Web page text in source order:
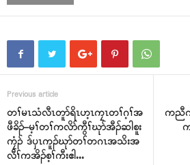
Previous article
တၢ်မၤသံလီၤတူာ်ရိၤဟ့ၤကၠၤတၢ်ဂ့ၢ်အ
ဖီခိၣ်–မ့ၢ်တၢ်ကလိာ်ကွီၢ်ဃုာ်အီၣ်ဆါစူး
ကၠံၣ် ဒ်ၦၤကူၣ်ဃုာ်တၢ်တဂၤအသိးအ
လီၢ်ကအိၣ်စ့ၢ်ကီးဧါႉႉႉ
ကညီ